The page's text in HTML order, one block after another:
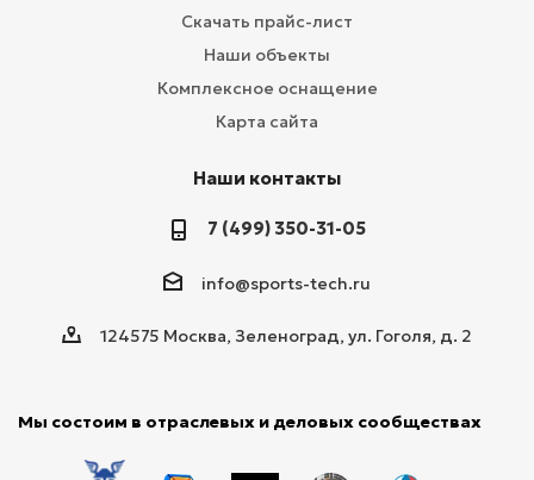
Скачать прайс-лист
Наши объекты
Комплексное оснащение
Карта сайта
Наши контакты
7 (499) 350-31-05
info@sports-tech.ru
124575 Москва, Зеленоград, ул. Гоголя, д. 2
Мы состоим в отраслевых и деловых сообществах